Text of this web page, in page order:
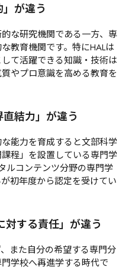
が違う
な研究機関である一方、専
教育機関です。特にHALは
て活躍できる知識・技術は
やプロ意識を高める教育を
結力」が違う
能力を育成すると文部科学
程」を設置している専門学
ルコンテンツ分野の専門学
初年度から認定を受けてい
対する責任」が違う
また自分の希望する専門分
学校へ再進学する時代で